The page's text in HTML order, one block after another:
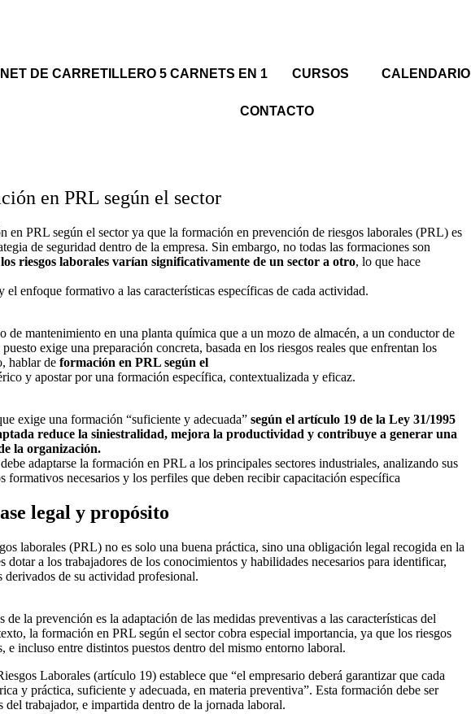
DE CARRETILLERO 5 CARNETS EN 1 CURSOS CALENDARIO
CONTACTO
en PRL según el sector
en PRL según el sector ya que la formación en prevención de riesgos laborales (PRL) es
de seguridad dentro de la empresa. Sin embargo, no todas las formaciones son
los riesgos laborales varían significativamente de un sector a otro, lo que hace
enfoque formativo a las características específicas de cada actividad.
de mantenimiento en una planta química que a un mozo de almacén, a un conductor de
exige una preparación concreta, basada en los riesgos reales que enfrentan los
hablar de formación en PRL según el
y apostar por una formación específica, contextualizada y eficaz.
exige una formación “suficiente y adecuada” según el artículo 19 de la Ley 31/1995
reduce la siniestralidad, mejora la productividad y contribuye a generar una
la organización.
adaptarse la formación en PRL a los principales sectores industriales, analizando sus
formativos necesarios y los perfiles que deben recibir capacitación específica
legal y propósito
laborales (PRL) no es solo una buena práctica, sino una obligación legal recogida en la
dotar a los trabajadores de los conocimientos y habilidades necesarios para identificar,
de su actividad profesional.
la prevención es la adaptación de las medidas preventivas a las características del
la formación en PRL según el sector cobra especial importancia, ya que los riesgos
e incluso entre distintos puestos dentro del mismo entorno laboral.
Laborales (artículo 19) establece que “el empresario deberá garantizar que cada
y práctica, suficiente y adecuada, en materia preventiva”. Esta formación debe ser
del trabajador, e impartida dentro de la jornada laboral.